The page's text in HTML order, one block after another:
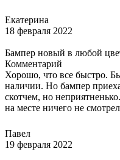
Екатерина
18 февраля 2022
Бампер новый в любой
Комментарий
Хорошо, что все быстро.
наличии. Но бампер
скотчем, но
на месте ничего не
Павел
19 февраля 2022